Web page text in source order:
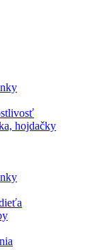
hojdačky